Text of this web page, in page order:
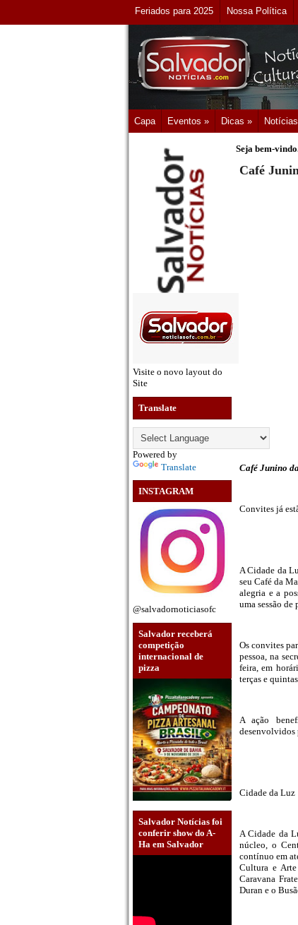
Feriados para 2025 Nossa Política
Capa Eventos » Dicas »
Visite o novo layout do
Site
Translate
Powered by
Translate
INSTAGRAM
@salvadornoticiasofc
Salvador receberá
competição
internacional de
pizza
Salvador Notícias foi
conferir show do A-
Ha em Salvador
Seja bem-
Café
Café Junino
Convites já
A Cidade da
seu Café da
alegria e a
uma sessão
Os convites
pessoa, na
feira, em
terças e
A ação
desenvolvidos
Cidade da Luz
A Cidade da
núcleo, o
contínuo em
Cultura e
Caravana
Duran e o